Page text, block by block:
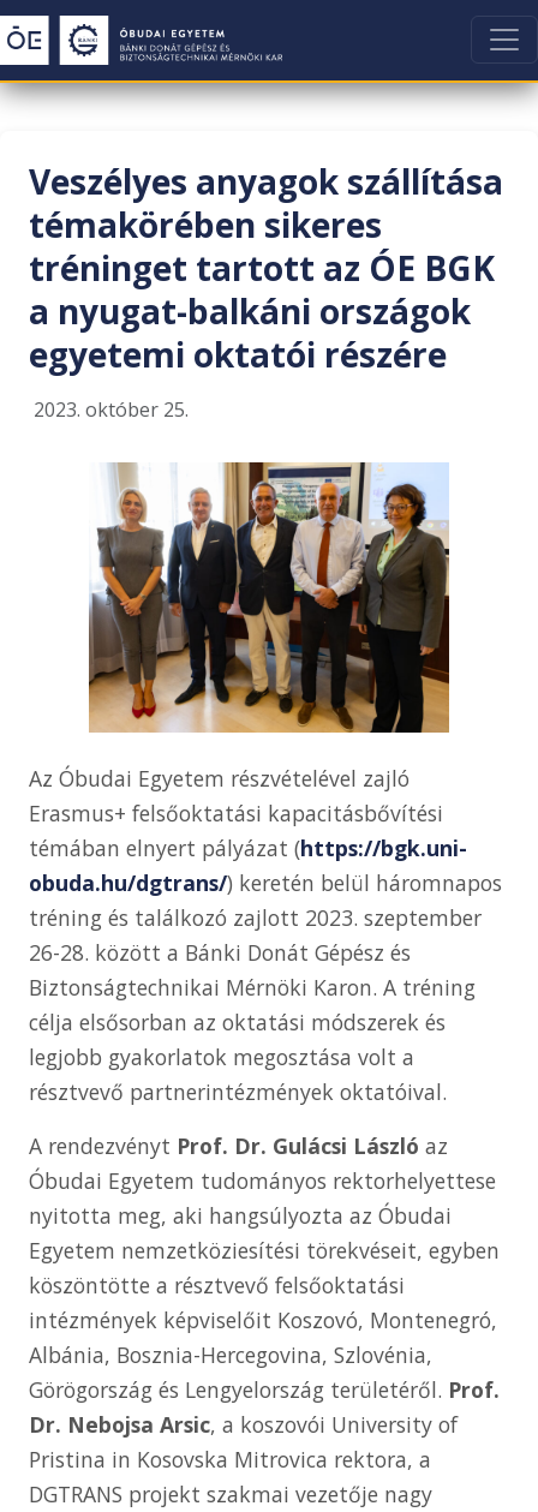
Veszélyes anyagok szállítása
témakörében sikeres
tréninget tartott az ÓE BGK
a nyugat-balkáni országok
egyetemi oktatói részére
2023. október 25.
Az Óbudai Egyetem részvételével zajló
Erasmus+ felsőoktatási kapacitásbővítési
témában elnyert pályázat (https://bgk.uni-
obuda.hu/dgtrans/) keretén belül háromnapos
tréning és találkozó zajlott 2023. szeptember
26-28. között a Bánki Donát Gépész és
Biztonságtechnikai Mérnöki Karon. A tréning
célja elsősorban az oktatási módszerek és
legjobb gyakorlatok megosztása volt a
résztvevő partnerintézmények oktatóival.
A rendezvényt Prof. Dr. Gulácsi László az
Óbudai Egyetem tudományos rektorhelyettese
nyitotta meg, aki hangsúlyozta az Óbudai
Egyetem nemzetköziesítési törekvéseit, egyben
köszöntötte a résztvevő felsőoktatási
intézmények képviselőit Koszovó, Montenegró,
Albánia, Bosznia-Hercegovina, Szlovénia,
Görögország és Lengyelország területéről. Prof.
Dr. Nebojsa Arsic, a koszovói University of
Pristina in Kosovska Mitrovica rektora, a
DGTRANS projekt szakmai vezetője nagy